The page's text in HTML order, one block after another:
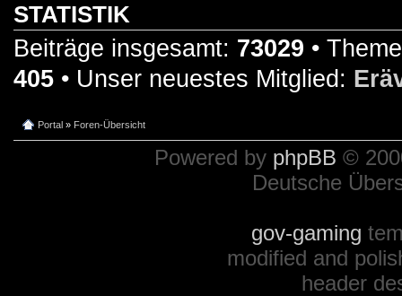
STATISTIK
Beiträge insgesamt: 73029 •
405 • Unser neuestes Mitglied:
Portal » Foren-Übersicht
Powered by phpBB ©
Deutsche
gov-gaming
modified and
header